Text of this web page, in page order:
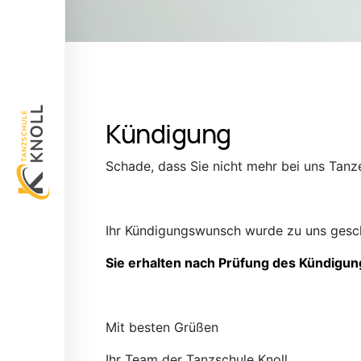
Kündigung
Schade, dass Sie nicht mehr bei uns
Ihr Kündigungswunsch wurde zu uns
Sie erhalten nach Prüfung des
Mit besten Grüßen